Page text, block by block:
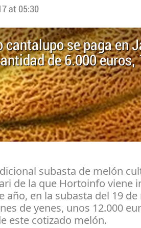
at 05:30
cantalupo se paga en
de 6.000 euros,
subasta de melón
de la que Hortoinfo viene
año, en la subasta del 19
de yenes, unos 12.000
este cotizado melón.